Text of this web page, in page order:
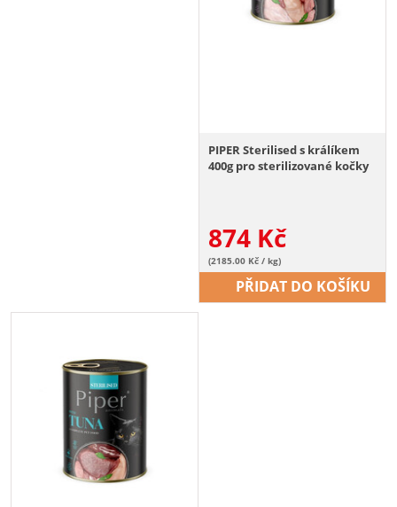
PIPER Sterilised s králíkem
400g pro sterilizované kočky
874 Kč
(2185.00 Kč / kg)
PŘIDAT DO KOŠÍKU